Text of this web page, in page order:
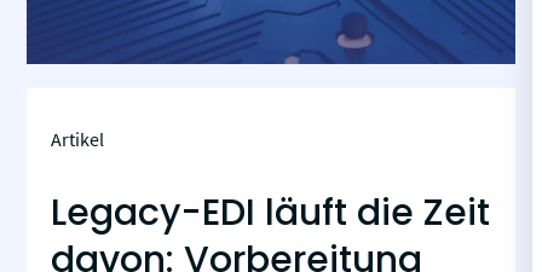
Artikel
Legacy-EDI läuft die Zeit
davon: Vorbereitung